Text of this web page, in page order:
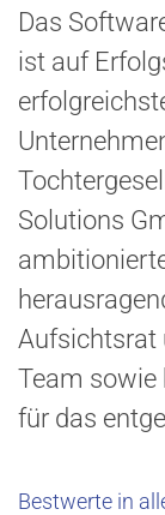
Das
ist auf
Solutions
Aufsichtsrat
Team sowie
für das
Bestwerte in